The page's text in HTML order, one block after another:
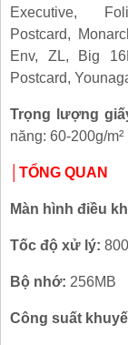
Executive,
Postcard,
Env, ZL, Big
Postcard,
Trọng lượng
năng: 60-200g/m²
TỔNG QUAN
Màn hình điều
Tốc độ xử lý:
Bộ nhớ: 256MB
Công suất